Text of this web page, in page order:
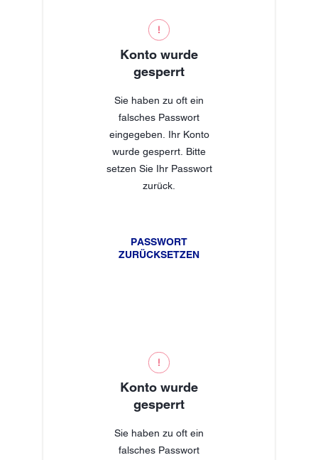
Konto wurde
gesperrt
Sie haben zu oft ein
falsches Passwort
eingegeben. Ihr Konto
wurde gesperrt. Bitte
setzen Sie Ihr Passwort
zurück.
PASSWORT
ZURÜCKSETZEN
Konto wurde
gesperrt
Sie haben zu oft ein
falsches Passwort